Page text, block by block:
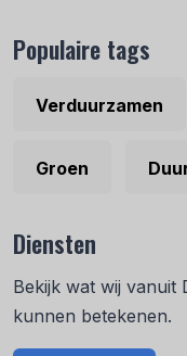
Populaire tags
Verduurzamen
Groen
Diensten
Bekijk wat wij
kunnen betekenen.